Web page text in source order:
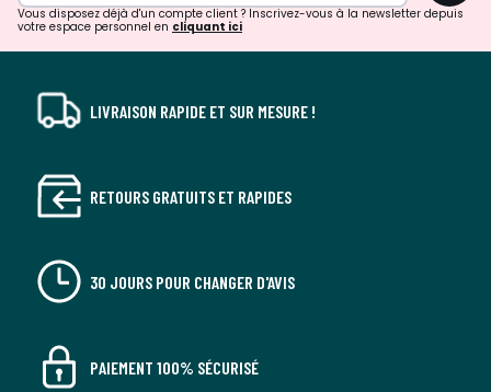
Vous disposez déjà d'un compte client ? Inscrivez-vous à la newsletter depuis
votre espace personnel en cliquant ici
LIVRAISON RAPIDE ET SUR MESURE !
RETOURS GRATUITS ET RAPIDES
30 JOURS POUR CHANGER D'AVIS
PAIEMENT 100% SÉCURISÉ